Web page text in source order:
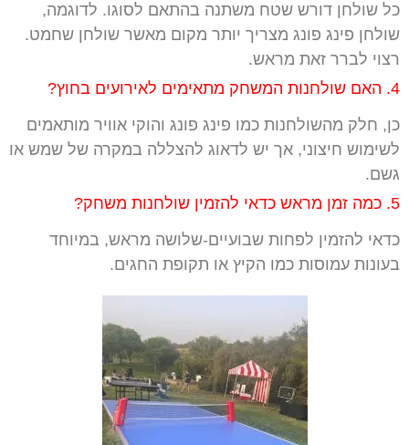
כל שולחן דורש שטח משתנה בהתאם לסוגו. לדוגמה,
שולחן פינג פונג מצריך יותר מקום מאשר שולחן שחמט.
רצוי לברר זאת מראש.
4. האם שולחנות המשחק מתאימים לאירועים בחוץ?
כן, חלק מהשולחנות כמו פינג פונג והוקי אוויר מותאמים
לשימוש חיצוני, אך יש לדאוג להצללה במקרה של שמש או
גשם.
5. כמה זמן מראש כדאי להזמין שולחנות משחק?
כדאי להזמין לפחות שבועיים-שלושה מראש, במיוחד
בעונות עמוסות כמו הקיץ או תקופת החגים.